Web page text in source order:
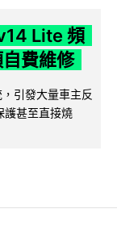
Lite 頻
費維修
引發大量車主反
護甚至直接燒